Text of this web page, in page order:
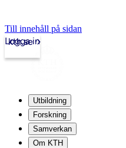
Till innehåll på sidan
kth.se
Logga in
Utbildning
Forskning
Samverkan
Om KTH